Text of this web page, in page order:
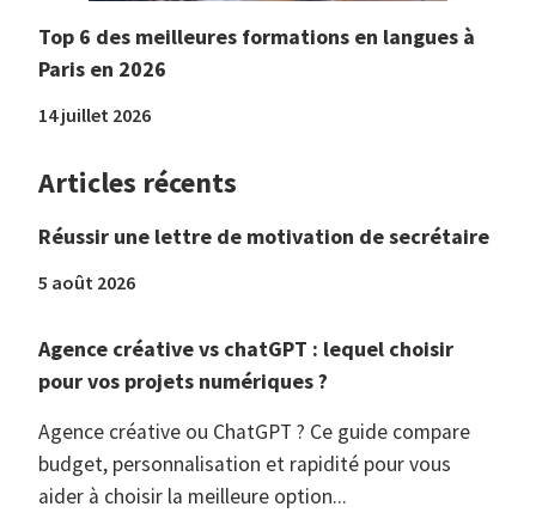
Top 6 des meilleures formations en langues à
Paris en 2026
14 juillet 2026
Articles récents
Réussir une lettre de motivation de secrétaire
5 août 2026
Agence créative vs chatGPT : lequel choisir
pour vos projets numériques ?
Agence créative ou ChatGPT ? Ce guide compare
budget, personnalisation et rapidité pour vous
aider à choisir la meilleure option...